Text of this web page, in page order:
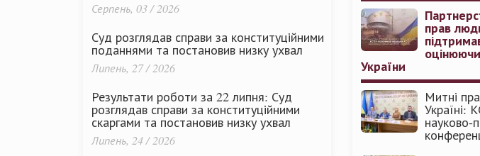
Серпень, 03 / 2026
Суд розглядав справи за конституційними
поданнями та постановив низку ухвал
Липень, 27 / 2026
Результати роботи за 22 липня: Суд
розглядав справи за конституційними
скаргами та постановив низку ухвал
Липень, 24 / 2026
прав
України
Митні
Україні:
науково-